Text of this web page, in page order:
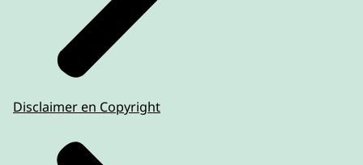
Disclaimer en Copyright